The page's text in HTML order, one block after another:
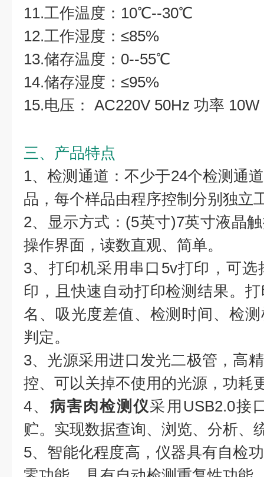
11.工作温度：10℃--30℃
12.工作湿度：≤85%
13.储存温度：0--55℃
14.储存湿度：≤95%
15.电压： AC220V 50Hz 功率 10W
三、产品特点
1、检测通道：不少于24个检测通
品，每个样品由程序控制分别独立
2、显示方式：(5英寸)7英寸液晶
操作界面，读数直观、简单。
3、打印机采用串口5v打印，可
印，且快速自动打印检测结果。
名、吸光度差值、检测时间、检
判定。
3、光源采用进口发光二极管，高
控、可以关掉不使用的光源，功耗
4、 病害肉检测仪采用USB2.0接
贮。实现数据查询、浏览、分析、
5、智能化程度高，仪器具有自检